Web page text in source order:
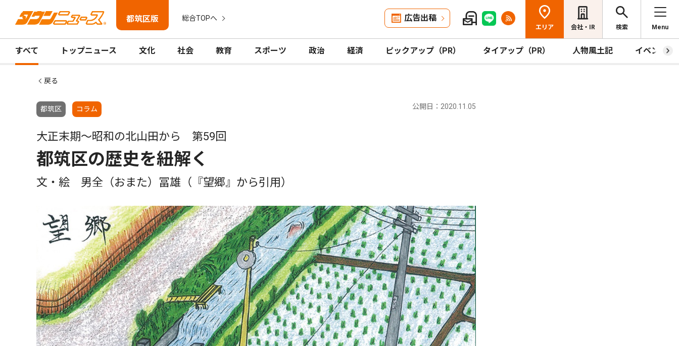
都筑区版 総合TOPへ 広告出稿
エリア 会社・IR 検索 Menu
すべて トップニュース 文化 社会 教育 スポーツ 政治 経済 ピックアップ（PR） タイアップ（PR） 人物風土記 イベント
戻る
都筑区 コラム 公開日：2020.11.05
大正末期〜昭和の北山田から 第59回
都筑区の歴史を紐解く
文・絵 男全（おまた）冨雄（『望郷』から引用）